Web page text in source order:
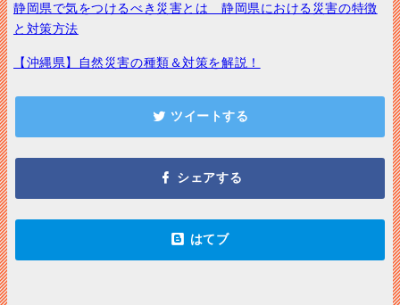
静岡県で気をつけるべき災害とは 静岡県における災害の特徴
と対策方法
【沖縄県】自然災害の種類＆対策を解説！